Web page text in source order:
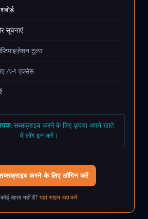
सूचनाएं
टूल्स
API एक्सेस
सब्सक्राइब करने के लिए कृपया अपने खाते
में लॉग इन करें।
करने के लिए लॉगिन करें
कोई खाता नहीं है? यहां साइन अप करें